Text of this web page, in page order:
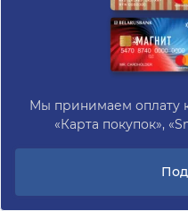
Мы принимаем оплату
«Карта покупок»,